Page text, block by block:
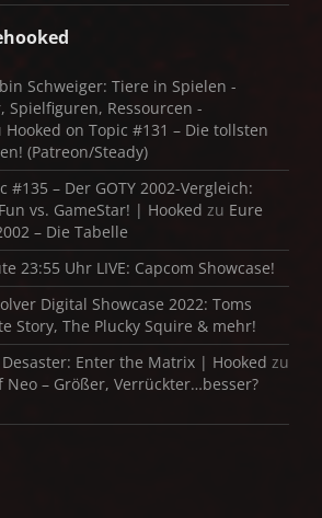
Schweiger: Tiere in Spielen -
Spielfiguren, Ressourcen -
Hooked on Topic #131 – Die tollsten
(Patreon/Steady)
#135 – Der GOTY 2002-Vergleich:
vs. GameStar! | Hooked zu Eure
– Die Tabelle
23:55 Uhr LIVE: Capcom Showcase!
Digital Showcase 2022: Toms
Story, The Plucky Squire & mehr!
Enter the Matrix | Hooked zu
Neo – Größer, Verrückter…besser?